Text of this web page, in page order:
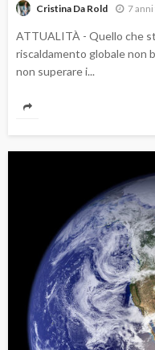
Cristina Da Rold 7 anni
ATTUALITÀ - Quello che
riscaldamento globale non
non superare i...